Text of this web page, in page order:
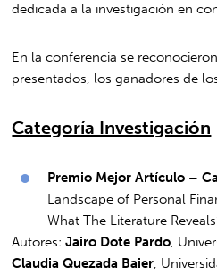
dedicada a la investigación en
En la conferencia se
presentados, los ganadores de
Categoría Investigación
Premio Mejor Artículo –
Landscape of Personal
What The Literature
Autores:Jairo Dote Pardo ,
Claudia Quezada Baier ,